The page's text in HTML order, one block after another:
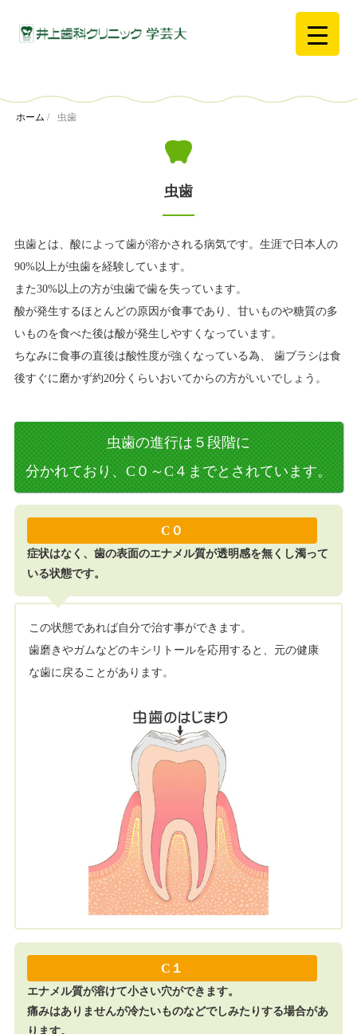
ホーム / 虫歯
虫歯
虫歯とは、酸によって歯が溶かされる病気です。生涯で日本人の
90%以上が虫歯を経験しています。
また30%以上の方が虫歯で歯を失っています。
酸が発生するほとんどの原因が食事であり、甘いものや糖質の多
いものを食べた後は酸が発生しやすくなっています。
ちなみに食事の直後は酸性度が強くなっている為、 歯ブラシは食
後すぐに磨かず約20分くらいおいてからの方がいいでしょう。
虫歯の進行は５段階に
分かれており、C０～C４までとされています。
C０
症状はなく、歯の表面のエナメル質が透明感を無くし濁って
いる状態です。
この状態であれば自分で治す事ができます。
歯磨きやガムなどのキシリトールを応用すると、元の健康
な歯に戻ることがあります。
C１
エナメル質が溶けて小さい穴ができます。
痛みはありませんが冷たいものなどでしみたりする場合があ
ります。